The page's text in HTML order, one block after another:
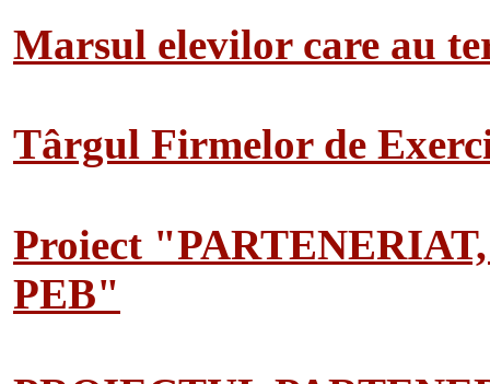
Marsul elevilor care au
Târgul Firmelor de
Proiect
PEB"